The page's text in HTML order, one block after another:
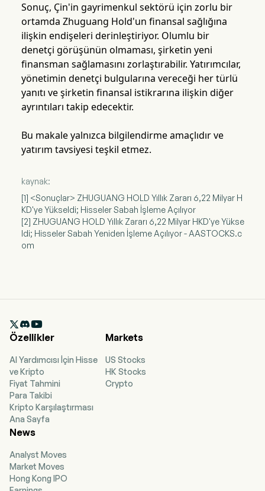
Sonuç, Çin'in gayrimenkul sektörü için zorlu bir
ortamda Zhuguang Hold'un finansal sağlığına
ilişkin endişeleri derinleştiriyor. Olumlu bir
denetçi görüşünün olmaması, şirketin yeni
finansman sağlamasını zorlaştırabilir. Yatırımcılar,
yönetimin denetçi bulgularına vereceği her türlü
yanıtı ve şirketin finansal istikrarına ilişkin diğer
ayrıntıları takip edecektir.
Bu makale yalnızca bilgilendirme amaçlıdır ve
yatırım tavsiyesi teşkil etmez.
kaynak:
[1] <Sonuçlar> ZHUGUANG HOLD Yıllık Zararı 6,22 Milyar H
KD'ye Yükseldi; Hisseler Sabah İşleme Açılıyor
[2] ZHUGUANG HOLD Yıllık Zararı 6,22 Milyar HKD'ye Yükse
ldi; Hisseler Sabah Yeniden İşleme Açılıyor - AASTOCKS.c
om

Özellikler
AI Yardımcısı İçin Hisse
ve Kripto
Fiyat Tahmini
Para Takibi
Kripto Karşılaştırması
Ana Sayfa
Markets
US Stocks
HK Stocks
Crypto
News
Analyst Moves
Market Moves
Hong Kong IPO